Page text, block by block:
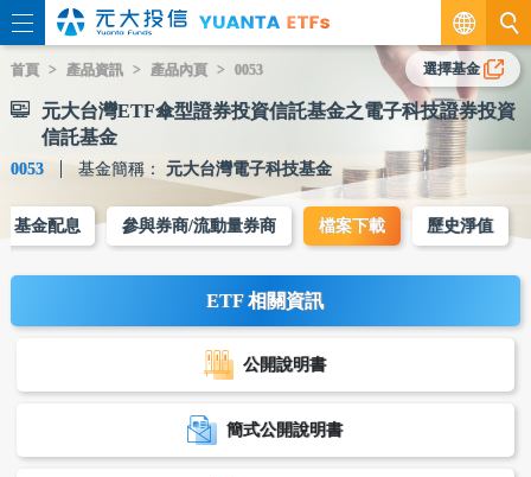
繁
EN
首頁 產品資訊 產品內頁 0053
元大台灣ETF傘型證券投資信託基金之電子科技證券投資
信託基金
0053 基金簡稱： 元大台灣電子科技基金
選擇基金
基金配息 參與券商/流動量券商 檔案下載 歷史淨值
ETF 相關資訊
公開說明書
簡式公開說明書